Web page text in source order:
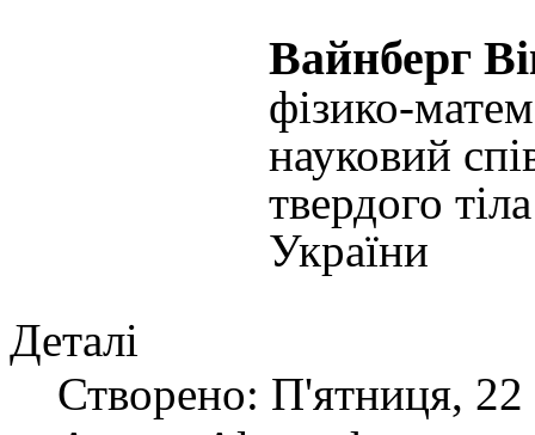
Вайнберг
фізико-
науковий
твердого
України
Деталі
Створено: П'ятниця,